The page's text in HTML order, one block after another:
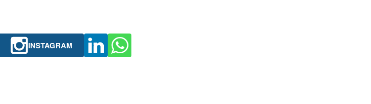
INSTAGRAM